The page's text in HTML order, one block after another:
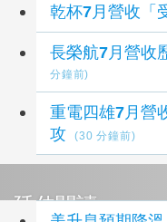
乾杯7月營收「
長榮航7月營收
分鐘前)
重電四雄7月營
攻
(30 分鐘前)
延伸閱讀